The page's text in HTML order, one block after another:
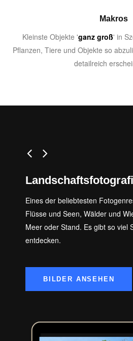
Makros
Kleinste Objekte 'ganz groß' in
Pflanzen, Tiere und Objekte so
detailreich
Eines der beliebtesten
Flüsse und Seen, Wälder und
Meer oder Stand. Es gibt so viel
entdecken.
BILDER ANSEHEN